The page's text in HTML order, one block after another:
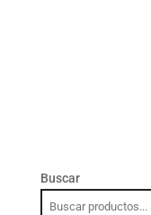
Buscar